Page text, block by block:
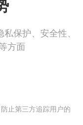
保护、安全性、
方面
止第三方追踪用户的